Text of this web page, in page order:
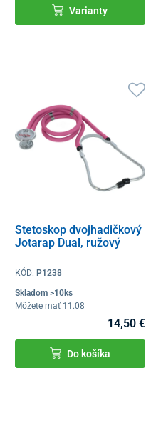
Varianty
Stetoskop dvojhadičkový
Jotarap Dual, ružový
KÓD: P1238
Skladom >10ks
Môžete mať 11.08
14,50 €
Do košíka